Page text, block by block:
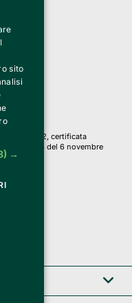
(MI)
Belive 6.2, certificata
445474 del 6 novembre
sito
→